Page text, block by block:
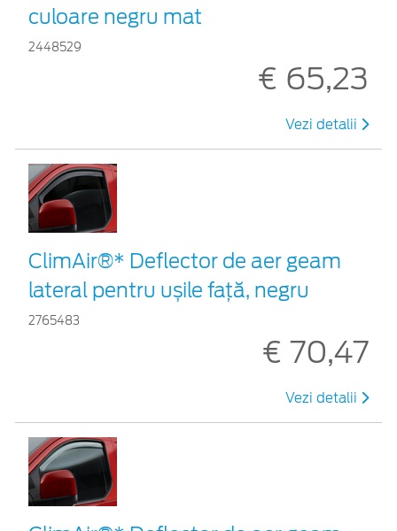
culoare negru mat
2448529
€ 65,23
Vezi detalii
ClimAir®* Deflector de aer geam
lateral pentru ușile față, negru
2765483
€ 70,47
Vezi detalii